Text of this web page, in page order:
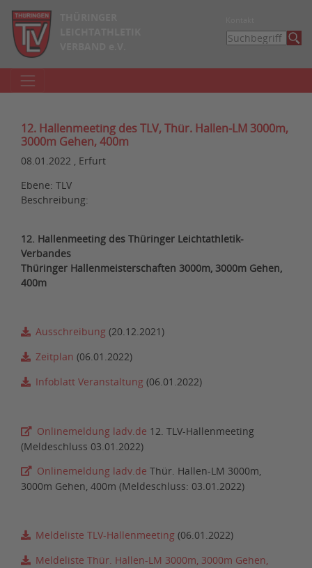
12. Hallenmeeting des TLV, Thür. Hallen-LM 3000m,
3000m Gehen, 400m
08.01.2022 , Erfurt
Ebene: TLV
Beschreibung:
12. Hallenmeeting des Thüringer Leichtathletik-
Verbandes
Thüringer Hallenmeisterschaften 3000m, 3000m Gehen,
400m
Ausschreibung (20.12.2021)
Zeitplan (06.01.2022)
Infoblatt Veranstaltung (06.01.2022)
Onlinemeldung ladv.de 12. TLV-Hallenmeeting
(Meldeschluss 03.01.2022)
Onlinemeldung ladv.de Thür. Hallen-LM 3000m,
3000m Gehen, 400m (Meldeschluss: 03.01.2022)
Meldeliste TLV-Hallenmeeting (06.01.2022)
Meldeliste Thür. Hallen-LM 3000m, 3000m Gehen,